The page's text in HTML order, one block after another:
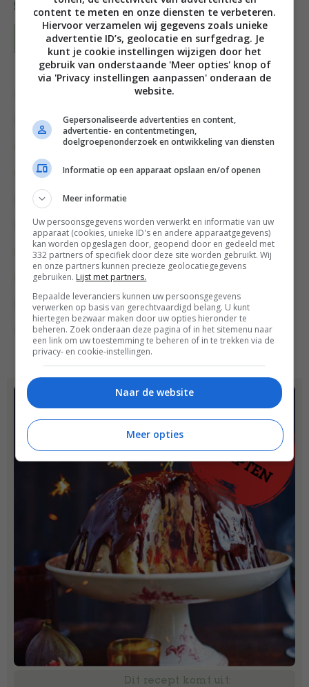
Bewaar recept
Bakken
Cake recepten Cheesecake recepten
Comfort Food Comfort Food recepten
Diner voor 4 of meer Fruit recepten
High tea recepten
Kerstrecepten Kinderfeestje recepten
Moederdag recepten Nagerecht
Taart recepten Toetjes & ander zoets
Tussendoortjes Valentijn recepten
Verjaardag recepten
Dit recept komt uit:
content te meten en onze diensten te verbeteren.
Hiervoor verzamelen wij gegevens zoals unieke
advertentie ID’s, geolocatie en surfgedrag. Je
kunt je cookie instellingen wijzigen door het
gebruik van onderstaande 'Meer opties' knop of
via 'Privacy instellingen aanpassen' onderaan de
website.
Gepersonaliseerde advertenties en content,
advertentie- en contentmetingen,
doelgroepenonderzoek en ontwikkeling van diensten
Informatie op een apparaat opslaan en/of openen
Meer informatie
Uw persoonsgegevens worden verwerkt en informatie van uw
apparaat (cookies, unieke ID's en andere apparaatgegevens)
kan worden opgeslagen door, geopend door en gedeeld met
332 partners of specifiek door deze site worden gebruikt. Wij
en onze partners kunnen precieze geolocatiegegevens
gebruiken. Lijst met partners.
Bepaalde leveranciers kunnen uw persoonsgegevens
verwerken op basis van gerechtvaardigd belang. U kunt
hiertegen bezwaar maken door uw opties hieronder te
beheren. Zoek onderaan deze pagina of in het sitemenu naar
een link om uw toestemming te beheren of in te trekken via de
privacy- en cookie-instellingen.
Naar de website
Meer opties